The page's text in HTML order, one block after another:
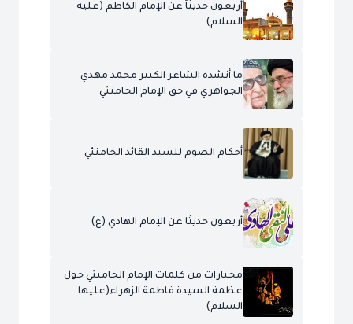
أربعون حديثاً عن الإمام الكاظم (عليه
السلام)
ما أنشده الشاعر الكبير محمد مهدي
الجواهري في حق الإمام الخامنئي
أحكام الصوم للسيد القائد الخامنئي
أربعون حديثا عن الإمام الهادي (ع)
مختارات من كلمات الإمام الخامنئي حول
عظمة السيدة فاطمة الزهراء(عليها
السلام)